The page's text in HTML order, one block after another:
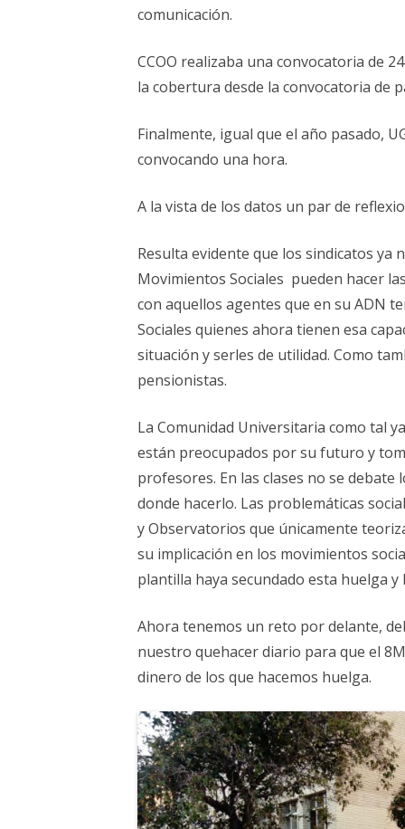
comunicación.
CCOO realizaba una convocatoria de
la cobertura desde la convocatoria de
Finalmente, igual que el año pasado,
convocando una hora.
A la vista de los datos un par de
Resulta evidente que los sindicatos ya
Movimientos Sociales pueden hacer
con aquellos agentes que en su ADN
Sociales quienes ahora tienen esa
situación y serles de utilidad. Como
pensionistas.
La Comunidad Universitaria como tal
están preocupados por su futuro y
profesores. En las clases no se
donde hacerlo. Las problemáticas
y Observatorios que únicamente
su implicación en los movimientos
plantilla haya secundado esta huelga y
Ahora tenemos un reto por delante,
nuestro quehacer diario para que el
dinero de los que hacemos huelga.